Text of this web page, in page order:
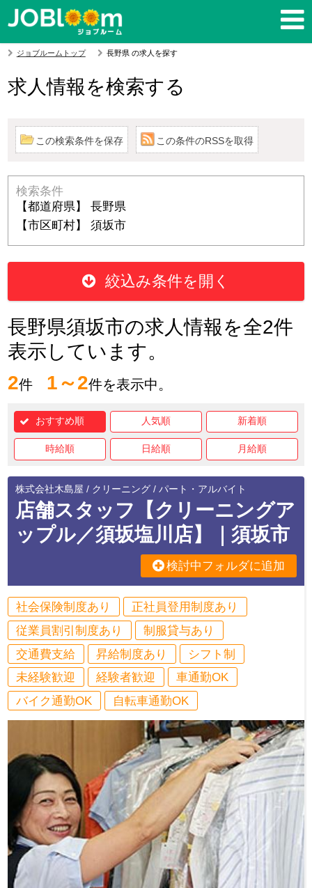
ジョブルームトップ 長野県 の求人を探す
求人情報を検索する
この検索条件を保存 この条件のRSSを取得
検索条件
【都道府県】 長野県
【市区町村】 須坂市
絞込み条件を開く
長野県須坂市の求人情報を全2件
表示しています。
2件 1～2件を表示中。
おすすめ順 人気順 新着順
時給順 日給順 月給順
株式会社木島屋 / クリーニング / パート・アルバイト
店舗スタッフ【クリーニングア
ップル／須坂塩川店】｜須坂市
検討中フォルダに追加
社会保険制度あり
正社員登用制度あり
従業員割引制度あり
制服貸与あり
交通費支給
昇給制度あり
シフト制
未経験歓迎
経験者歓迎
車通勤OK
バイク通勤OK
自転車通勤OK